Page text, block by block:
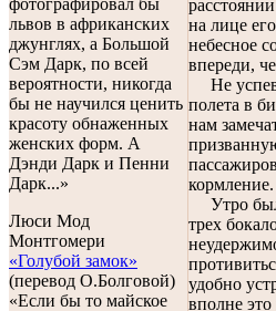
фотографировал бы
львов в африканских
джунглях, а Большой
Сэм Дарк, по всей
вероятности, никогда
бы не научился ценить
красоту обнаженных
женских форм. А
Дэнди Дарк и Пенни
Дарк...»
Люси Мод
Монтгомери
«Голубой замок»
(перевод О.Болговой)
«Если бы то майское
на лице
небесное
впереди,
Не
полета в
нам
кормление.
Утро
трех
удобно
вполне